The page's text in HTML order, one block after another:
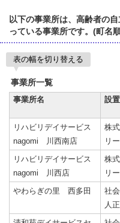
以下の事業所は、高齢者の
っている事業所です。(町名
表の幅を切り替える
事業所一覧
事業所名
設
リハビリデイサービス
nagomi 川西南店
株
リ
リハビリデイサービス
nagomi 川西店
株
リ
やわらぎの里 西多田
社
人